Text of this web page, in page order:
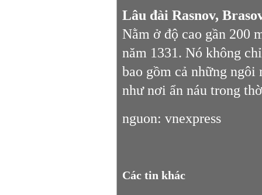
Lâu đài Rasnov,
Nằm ở độ cao gần 200
năm 1331. Nó không
bao gồm cả những ngôi
như nơi ẩn náu trong
nguon: vnexpress
Các tin khác